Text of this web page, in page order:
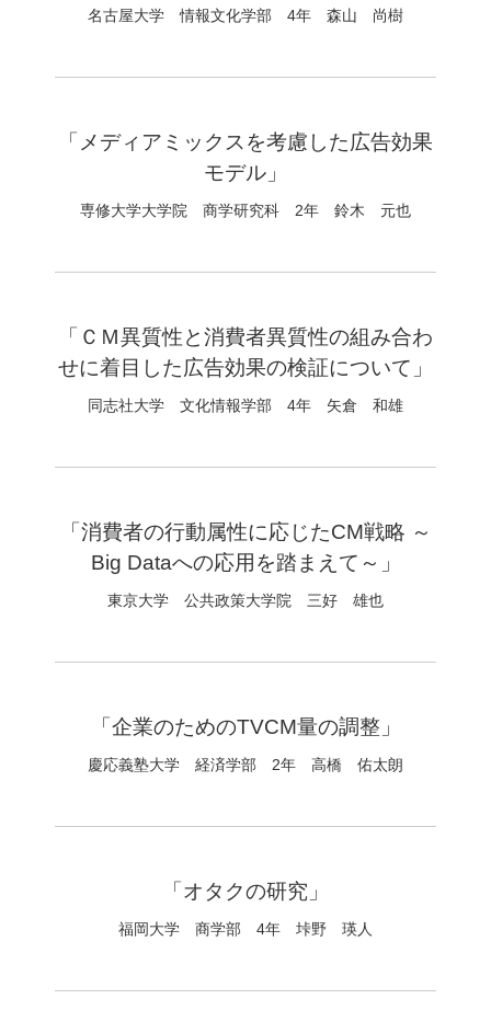
名古屋大学 情報文化学部 4年 森山 尚樹
「メディアミックスを考慮した広告効果
モデル」
専修大学大学院 商学研究科 2年 鈴木 元也
「ＣＭ異質性と消費者異質性の組み合わ
せに着目した広告効果の検証について」
同志社大学 文化情報学部 4年 矢倉 和雄
「消費者の行動属性に応じたCM戦略 ～
Big Dataへの応用を踏まえて～」
東京大学 公共政策大学院 三好 雄也
「企業のためのTVCM量の調整」
慶応義塾大学 経済学部 2年 高橋 佑太朗
「オタクの研究」
福岡大学 商学部 4年 垰野 瑛人